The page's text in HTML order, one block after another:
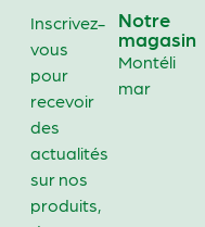
Inscrivez-
vous
pour
recevoir
des
actualités
sur nos
produits,
Notre
magasin
Montéli
mar